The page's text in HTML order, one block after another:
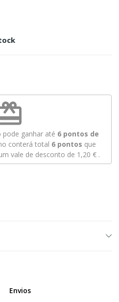
ganhar até 6pontos de
conterá total 6 pontos que
vale de desconto de 1,20 €.
Envios